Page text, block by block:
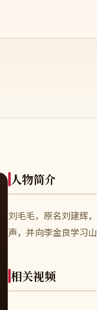
人物简介
刘毛毛，原名刘建辉
声，并向李金良学习
相关视频